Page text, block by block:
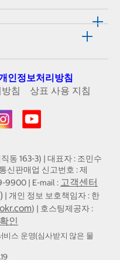
인정보처리방침
침
상표 사용 지침
동 163-3) | 대표자 : 조민수
신판매업 신고번호 : 제
9900 | E-mail : 고객센터
| 개인 정보 보호책임자 : 한
) | 호스팅제공자 :
인
스 운영(심사받지 않은 물